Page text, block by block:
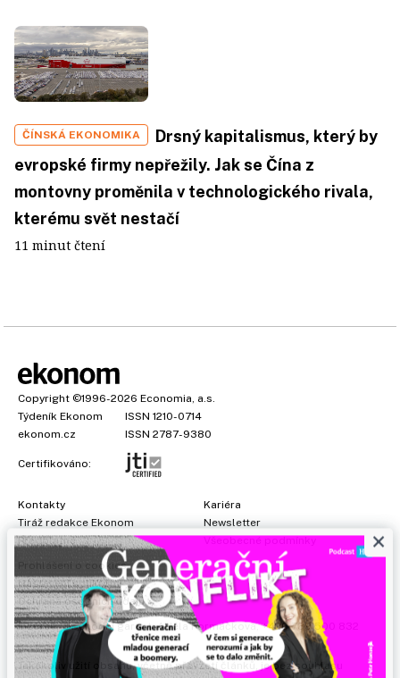
ČÍNSKÁ EKONOMIKA
Drsný kapitalismus, který by
evropské firmy nepřežily. Jak se Čína z
montovny proměnila v technologického rivala,
kterému svět nestačí
11 minut čtení
Copyright ©1996-2026 Economia, a.s.
Týdeník Ekonom
ISSN 1210-0714
ekonom.cz
ISSN 2787-9380
Certifikováno:
Kontakty
Tiráž redakce Ekonom
Předplatné
Kariéra
Newsletter
Všeobecné podmínky
Prohlášení o cookies
Nastavení soukromí
Ochrana osobních údajů
Inzerce, obchodní garant:Adéla Formáčková,+420 739 500 832
Jakékoliv užití obsahu, včetně převzetí článků, je bez souhlasu
×